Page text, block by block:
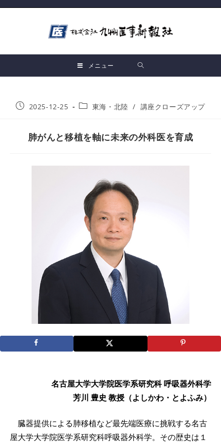
メニュー
2025-12-25 東海・北陸 / 講座クローズアップ
肺がんと移植を軸に未来の外科医を育成
名古屋大学大学院医学系研究科 呼吸器外科学
芳川 豊史 教授（よしかわ・とよふみ）
臓器提供による肺移植など最先端医療に挑戦する名古
屋大学大学院医学系研究科呼吸器外科学。その歴史は１